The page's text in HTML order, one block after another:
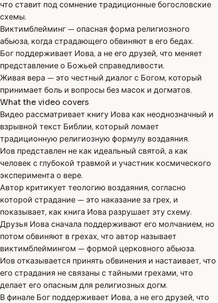
что ставит под сомнение традиционные богословские
схемы.
Виктимблейминг — опасная форма религиозного
абьюза, когда страдающего обвиняют в его бедах.
Бог поддерживает Иова, а не его друзей, что меняет
представление о Божьей справедливости.
Живая вера — это честный диалог с Богом, который
принимает боль и вопросы без масок и догматов.
What the video covers
Видео рассматривает книгу Иова как неоднозначный и
взрывной текст Библии, который ломает
традиционную религиозную формулу воздаяния.
Иов представлен не как идеальный святой, а как
человек с глубокой травмой и участник космического
эксперимента о вере.
Автор критикует теологию воздаяния, согласно
которой страдание — это наказание за грех, и
показывает, как книга Иова разрушает эту схему.
Друзья Иова сначала поддерживают его молчанием, но
потом обвиняют в грехах, что автор называет
виктимблеймингом — формой церковного абьюза.
Иов отказывается принять обвинения и настаивает, что
его страдания не связаны с тайными грехами, что
делает его опасным для религиозных догм.
В финале Бог поддерживает Иова, а не его друзей, что